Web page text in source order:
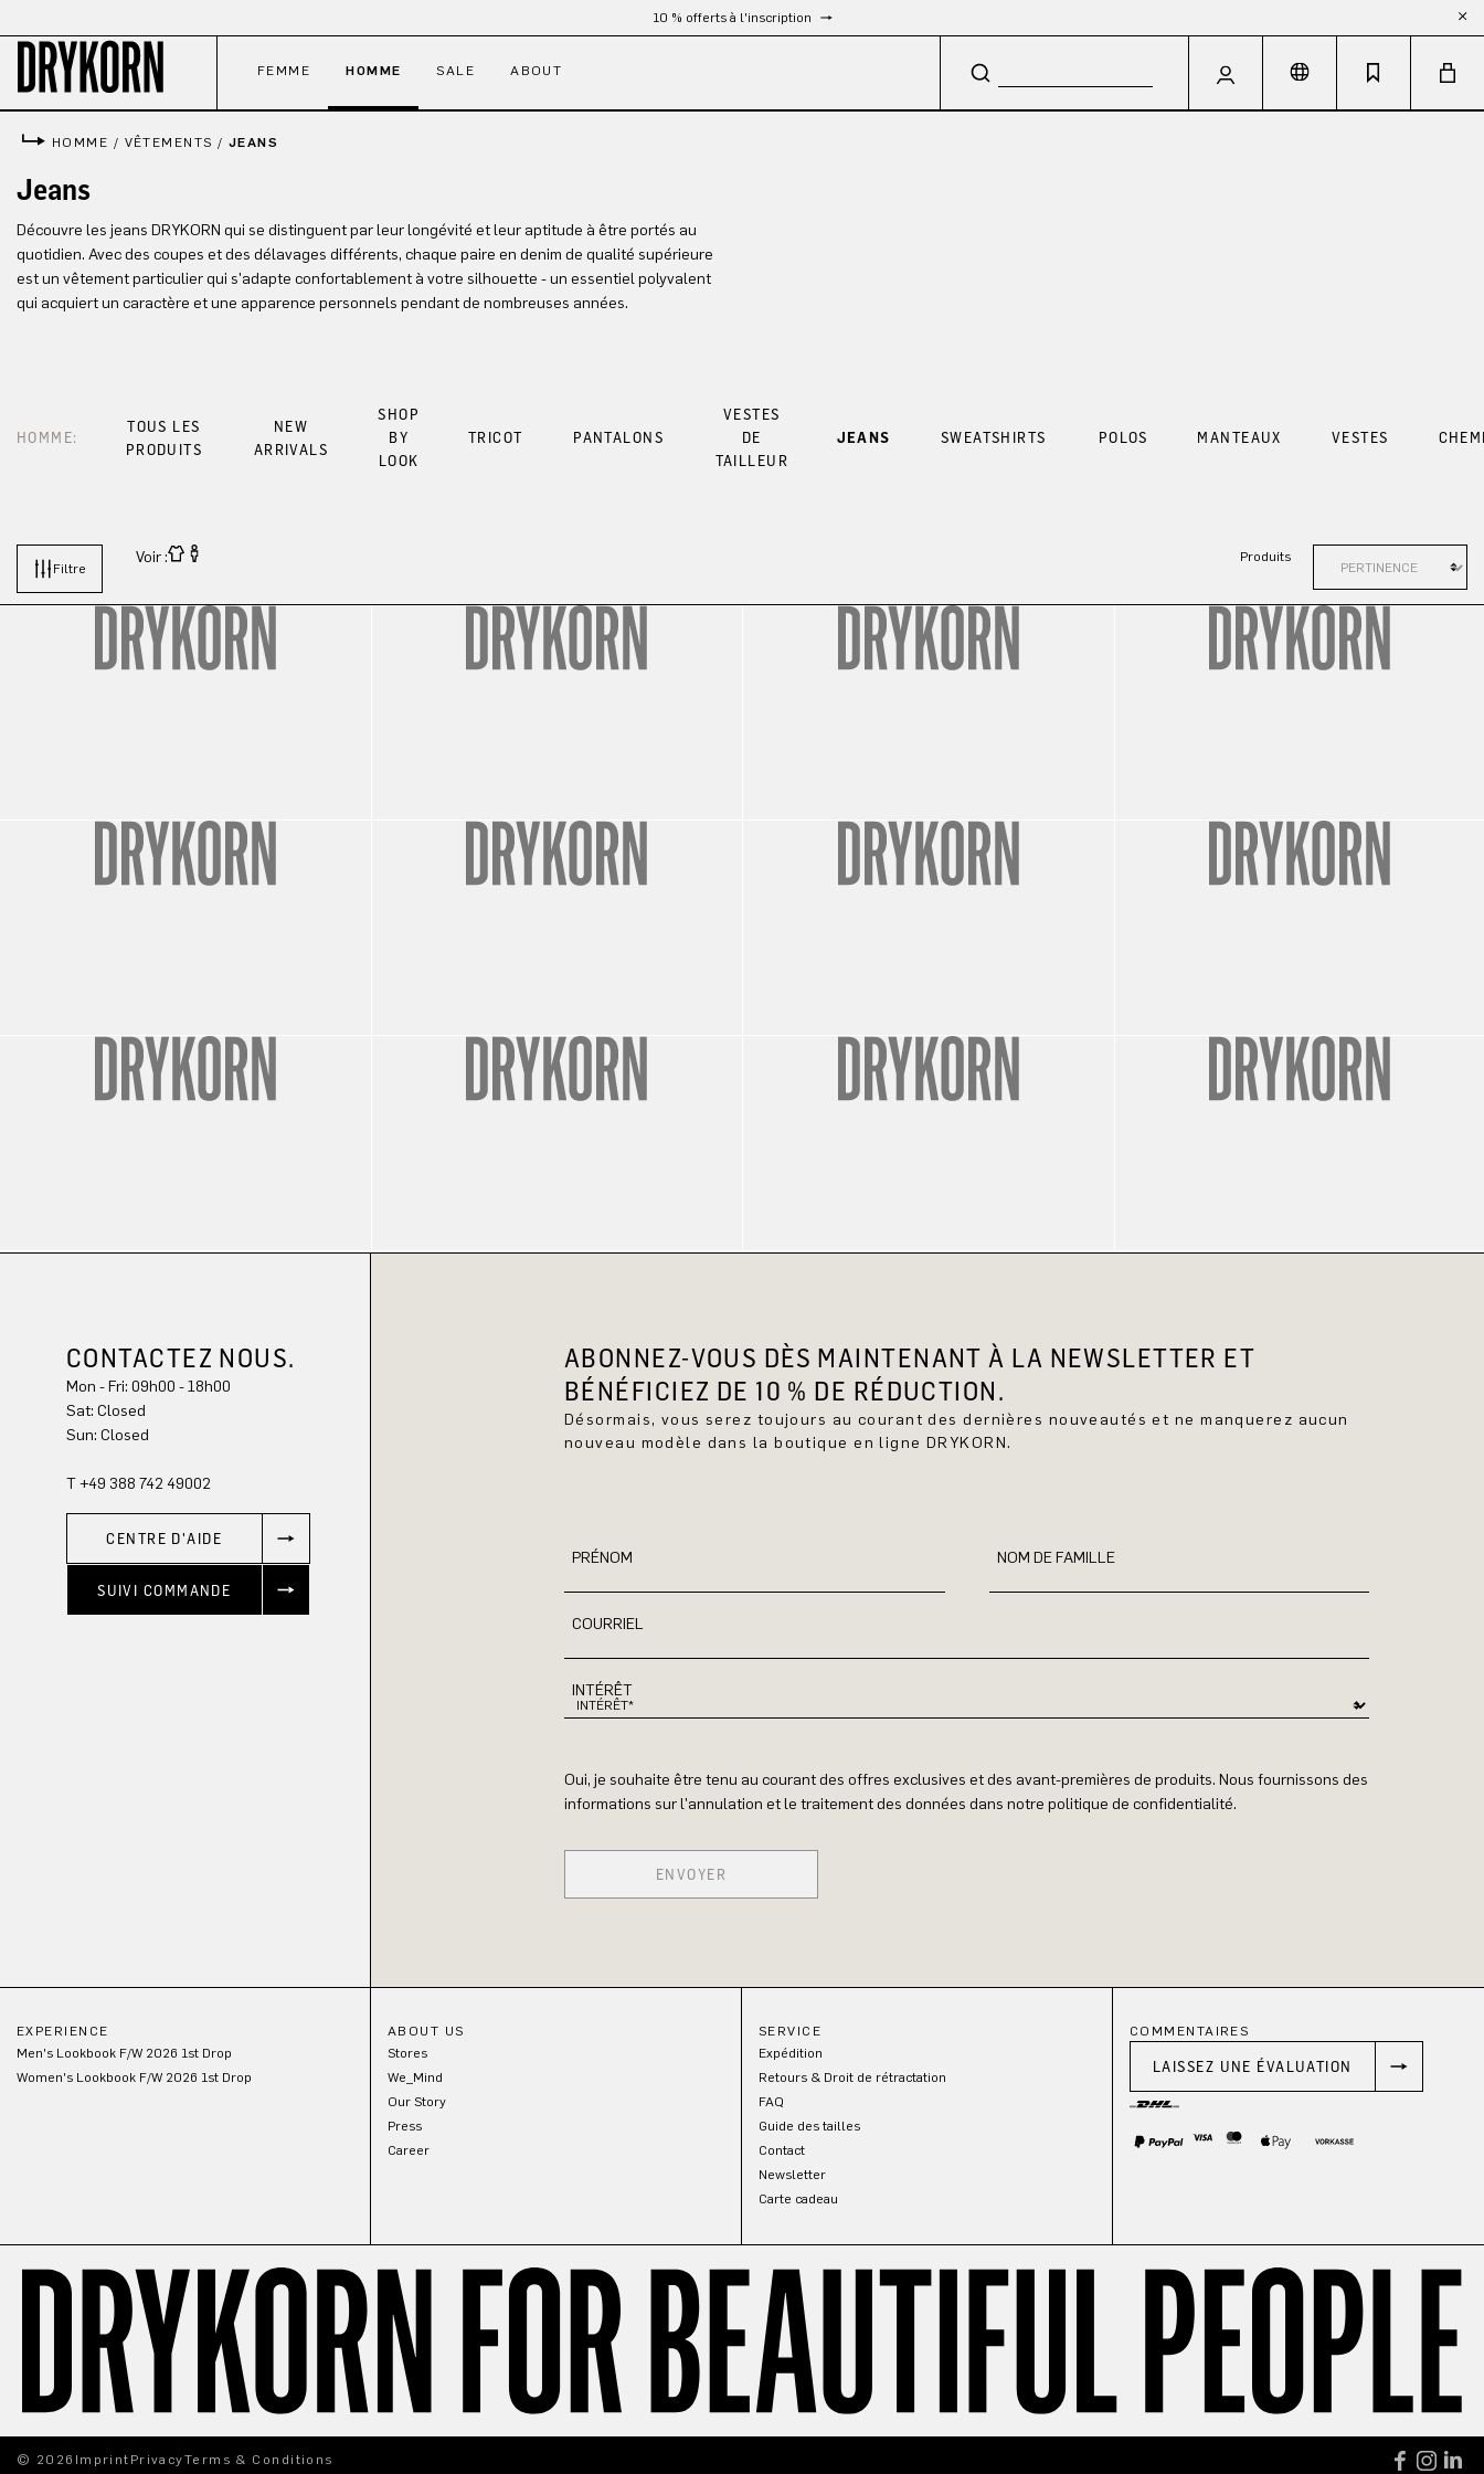
10 % offerts à l'inscription
FEMME HOMME SALE ABOUT
HOMME / VÊTEMENTS / JEANS
Jeans
Découvre les jeans DRYKORN qui se distinguent par leur longévité et leur aptitude à être portés au
quotidien. Avec des coupes et des délavages différents, chaque paire en denim de qualité supérieure
est un vêtement particulier qui s'adapte confortablement à votre silhouette - un essentiel polyvalent
qui acquiert un caractère et une apparence personnels pendant de nombreuses années.
HOMME:
TOUS LES
PRODUITS
NEW
ARRIVALS
SHOP
BY
LOOK
TRICOT PANTALONS
VESTES
DE
TAILLEUR
JEANS SWEATSHIRTS POLOS MANTEAUX VESTES
Filtre
Voir : Produits
CONTACTEZ NOUS.
Mon - Fri: 09h00 - 18h00
Sun: Closed
T +49 388 742 49002
CENTRE D'AIDE
SUIVI COMMANDE
ABONNEZ-VOUS DÈS MAINTENANT À LA NEWSLETTER ET
BÉNÉFICIEZ DE 10 % DE RÉDUCTION.
Désormais, vous serez toujours au courant des dernières nouveautés et ne manquerez aucun
nouveau modèle dans la boutique en ligne DRYKORN.
PRÉNOM NOM DE FAMILLE
COURRIEL
INTÉRÊT
Oui, je souhaite être tenu au courant des offres exclusives et des avant-premières de produits. Nous fournissons des
informations sur l'annulation et le traitement des données dans notre politique de confidentialité.
ENVOYER
EXPERIENCE
Men's Lookbook F/W 2026 1st Drop
Women's Lookbook F/W 2026 1st Drop
ABOUT US
Stores
We_Mind
Our Story
Press
Career
SERVICE
Expédition
Retours & Droit de rétractation
FAQ
Guide des tailles
Contact
Newsletter
Carte cadeau
COMMENTAIRES
LAISSEZ UNE ÉVALUATION
© 2026 Imprint PrivacyTerms & Conditions